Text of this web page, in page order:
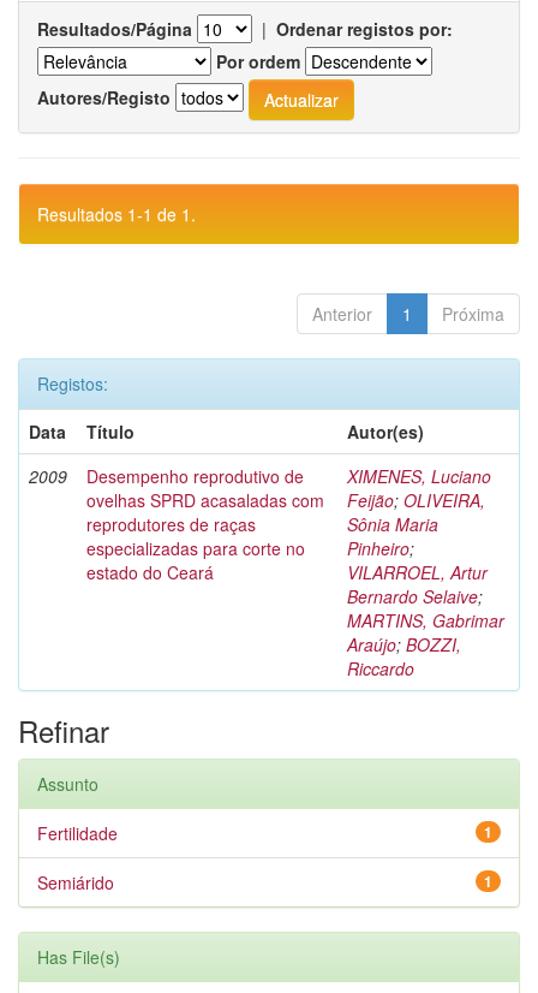
Resultados/Página | Ordenar registos por:
Por ordem
Autores/Registo
Resultados 1-1 de 1.
Anterior 1 Próxima
Registos:
Data
Título
Autor(es)
2009
Desempenho reprodutivo de
ovelhas SPRD acasaladas com
reprodutores de raças
especializadas para corte no
estado do Ceará
XIMENES, Luciano
Feijão; OLIVEIRA,
Sônia Maria
Pinheiro;
VILARROEL, Artur
Bernardo Selaive;
MARTINS, Gabrimar
Araújo; BOZZI,
Riccardo
Refinar
Assunto
1
Fertilidade
1
Semiárido
Has File(s)